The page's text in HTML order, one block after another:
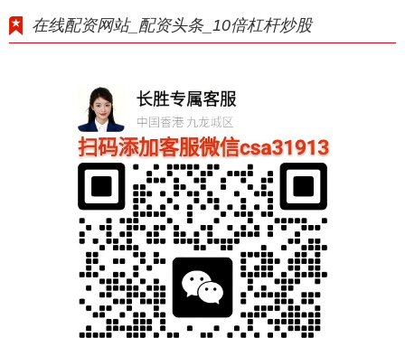
在线配资网站_配资头条_10倍杠杆炒股